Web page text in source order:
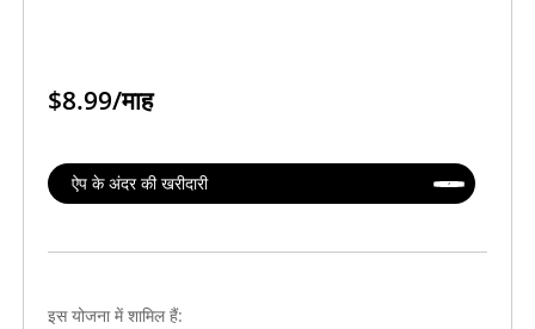
$8.99/माह
ऐप के अंदर की खरीदारी
इस योजना में शामिल हैं:
40 घंटे की मासिक सीमा समाप्त होने के बाद, अतिरिक्त समय के लिए संगठन के खाते
संगठन का अतिरिक्त बकाया बैलेंस कभी-कभार होने वाले अतिरिक्त उपयोग के लिए पहले
छूट की जानकारी
मूल्य निर्धारण पृष्ठ